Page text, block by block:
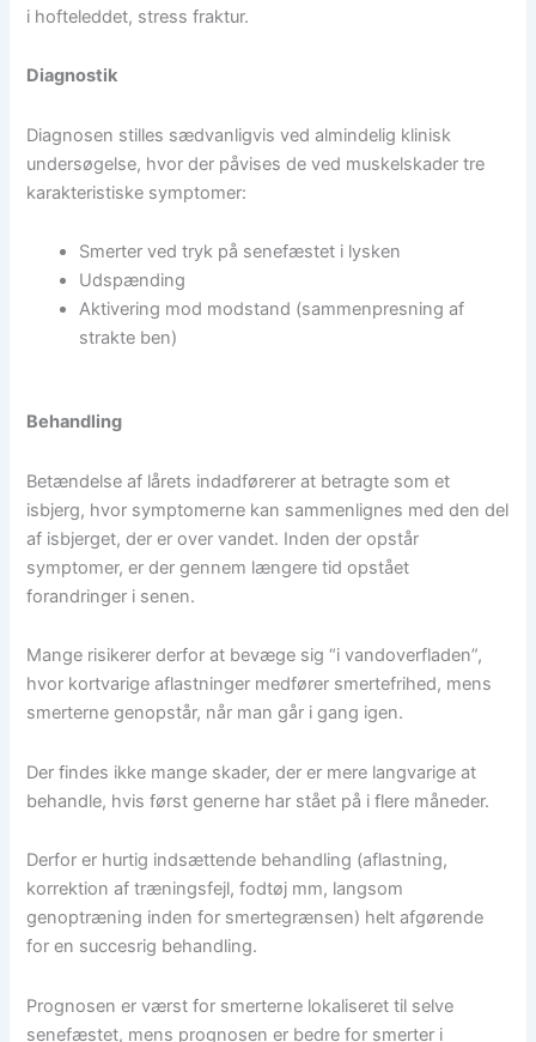
i hofteleddet, stress fraktur.
Diagnostik
Diagnosen stilles sædvanligvis ved almindelig klinisk
undersøgelse, hvor der påvises de ved muskelskader tre
karakteristiske symptomer:
Smerter ved tryk på senefæstet i lysken
Udspænding
Aktivering mod modstand (sammenpresning af
strakte ben)
Behandling
Betændelse af lårets indadførerer at betragte som et
isbjerg, hvor symptomerne kan sammenlignes med den del
af isbjerget, der er over vandet. Inden der opstår
symptomer, er der gennem længere tid opstået
forandringer i senen.
Mange risikerer derfor at bevæge sig “i vandoverfladen”,
hvor kortvarige aflastninger medfører smertefrihed, mens
smerterne genopstår, når man går i gang igen.
Der findes ikke mange skader, der er mere langvarige at
behandle, hvis først generne har stået på i flere måneder.
Derfor er hurtig indsættende behandling (aflastning,
korrektion af træningsfejl, fodtøj mm, langsom
genoptræning inden for smertegrænsen) helt afgørende
for en succesrig behandling.
Prognosen er værst for smerterne lokaliseret til selve
senefæstet, mens prognosen er bedre for smerter i